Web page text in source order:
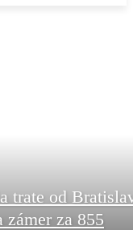
trate od
zámer za 855